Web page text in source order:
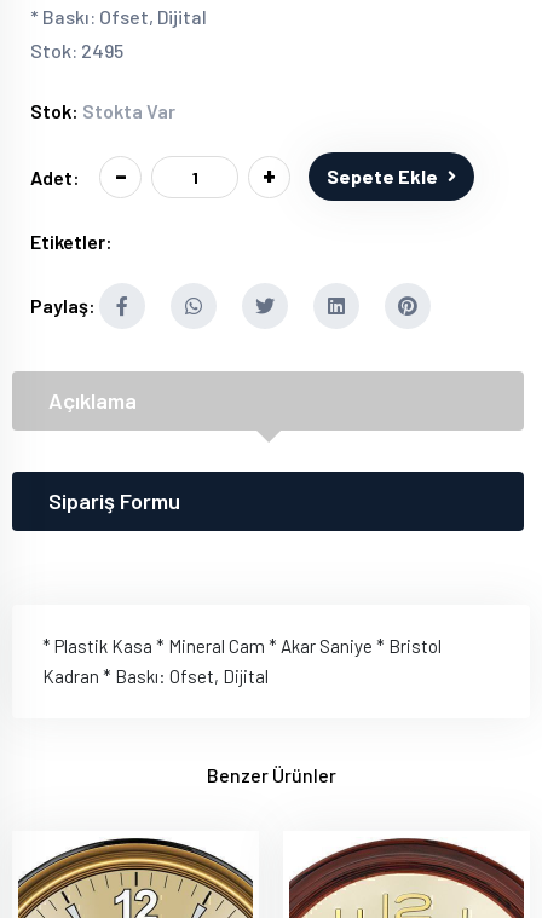
* Baskı: Ofset, Dijital
Stok: 2495
Stok: Stokta Var
Adet: - + Sepete Ekle
Etiketler:
Paylaş:
Açıklama
Sipariş Formu
* Plastik Kasa * Mineral Cam * Akar Saniye * Bristol
Kadran * Baskı: Ofset, Dijital
Benzer Ürünler